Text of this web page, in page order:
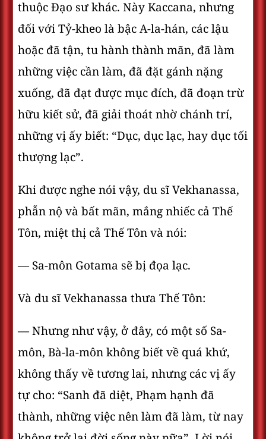
thuộc Ðạo sư khác. Này Kaccana, nhưng
đối với Tỷ-kheo là bậc A-la-hán, các lậu
hoặc đã tận, tu hành thành mãn, đã làm
những việc cần làm, đã đặt gánh nặng
xuống, đã đạt được mục đích, đã đoạn trừ
hữu kiết sử, đã giải thoát nhờ chánh trí,
những vị ấy biết: “Dục, dục lạc, hay dục tối
thượng lạc”.
Khi được nghe nói vậy, du sĩ Vekhanassa,
phẫn nộ và bất mãn, mắng nhiếc cả Thế
Tôn, miệt thị cả Thế Tôn và nói:
— Sa-môn Gotama sẽ bị đọa lạc.
Và du sĩ Vekhanassa thưa Thế Tôn:
— Nhưng như vậy, ở đây, có một số Sa-
môn, Bà-la-môn không biết về quá khứ,
không thấy về tương lai, nhưng các vị ấy
tự cho: “Sanh đã diệt, Phạm hạnh đã
thành, những việc nên làm đã làm, từ nay